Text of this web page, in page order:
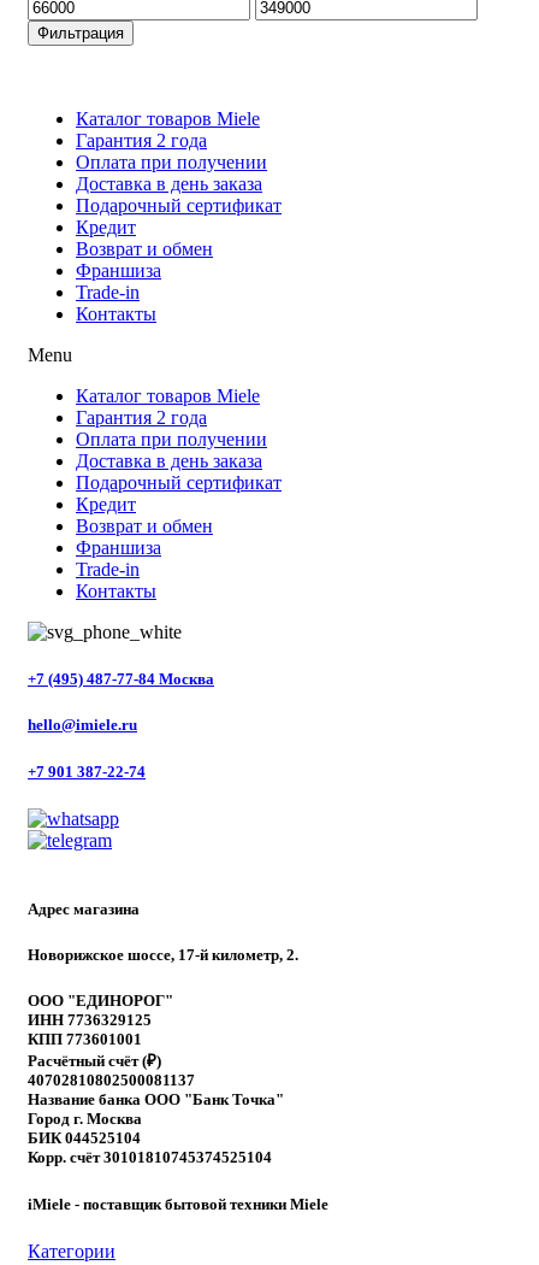
Минимальная
цена
Максимальная
цена
Фильтрация
Каталог товаров Miele
Гарантия 2 года
Оплата при получении
Доставка в день заказа
Подарочный сертификат
Кредит
Возврат и обмен
Франшиза
Trade-in
Контакты
Menu
Каталог товаров Miele
Гарантия 2 года
Оплата при получении
Доставка в день заказа
Подарочный сертификат
Кредит
Возврат и обмен
Франшиза
Trade-in
Контакты
+7 (495) 487-77-84 Москва
hello@imiele.ru
+7 901 387-22-74
Адрес магазина
Новорижское шоссе, 17-й километр, 2.
ООО "ЕДИНОРОГ"
ИНН 7736329125
КПП 773601001
Расчётный счёт (₽)
40702810802500081137
Название банка ООО "Банк Точка"
Город г. Москва
БИК 044525104
Корр. счёт 30101810745374525104
iMiele - поставщик бытовой техники Miele
Категории